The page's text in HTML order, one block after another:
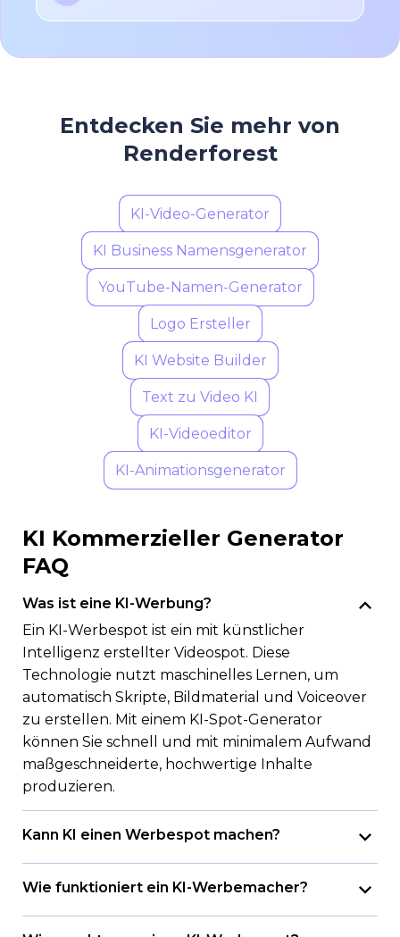
Entdecken Sie mehr von
Renderforest
KI-Video-Generator
KI Business Namensgenerator
YouTube-Namen-Generator
Logo Ersteller
KI Website Builder
Text zu Video KI
KI-Videoeditor
KI-Animationsgenerator
KI Kommerzieller Generator
FAQ
Was ist eine KI-Werbung?
Ein KI-Werbespot ist ein mit künstlicher
Intelligenz erstellter Videospot. Diese
Technologie nutzt maschinelles Lernen, um
automatisch Skripte, Bildmaterial und Voiceover
zu erstellen. Mit einem KI-Spot-Generator
können Sie schnell und mit minimalem Aufwand
maßgeschneiderte, hochwertige Inhalte
produzieren.
Kann KI einen Werbespot machen?
Ja, KI kann einen Werbespot von Grund auf
erstellen. Ein KI-Werbemacher nimmt Ihre
Wie funktioniert ein KI-Werbemacher?
Der KI-Werbemacher analysiert zunächst Ihre